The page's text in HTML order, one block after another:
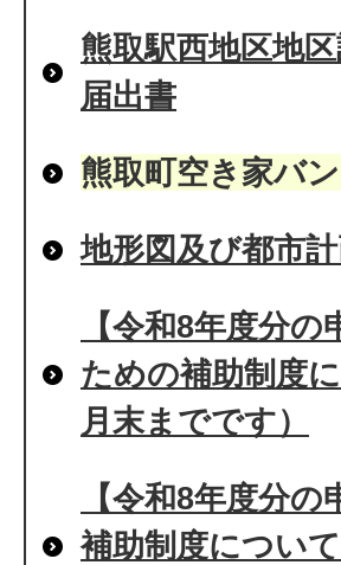
熊取駅西地区地
届出書
熊取町空き家バ
地形図及び都市
【令和8年度分
ための補助制度
月末までです）
【令和8年度分
補助制度につい